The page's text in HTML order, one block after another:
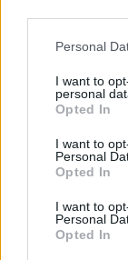
Personal
I want to
personal
Opted In
I want to
Personal
Opted In
I want to
Personal
Opted In
Ταϊλάνδη:
12χρονου
«Του χρόνου
Κρήτη», μετά